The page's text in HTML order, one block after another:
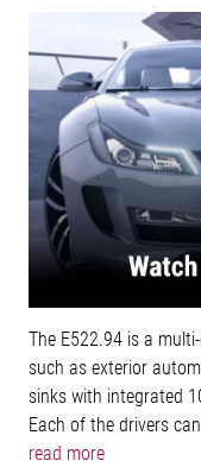
The E522.94 is a
such as exterior
sinks with integrated
Each of the drivers
read more